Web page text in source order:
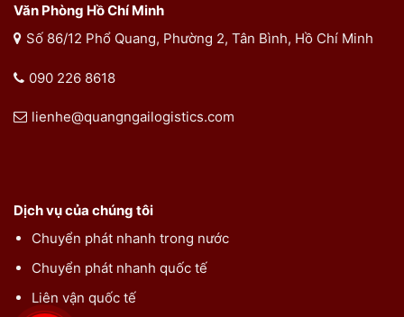
Văn Phòng Hồ Chí Minh
Số 86/12 Phổ Quang, Phường 2, Tân Bình, Hồ Chí Minh
090 226 8618
lienhe@quangngailogistics.com
Dịch vụ của chúng tôi
Chuyển phát nhanh trong nước
Chuyển phát nhanh quốc tế
Liên vận quốc tế